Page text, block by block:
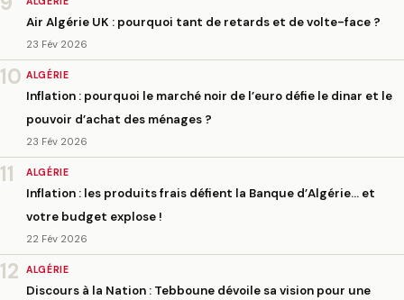
Air Algérie UK : pourquoi tant de retards et de volte-face ?
23 Fév 2026
10 ALGÉRIE
Inflation : pourquoi le marché noir de l’euro défie le dinar et le
pouvoir d’achat des ménages ?
23 Fév 2026
11 ALGÉRIE
Inflation : les produits frais défient la Banque d’Algérie… et
votre budget explose !
22 Fév 2026
12 ALGÉRIE
Discours à la Nation : Tebboune dévoile sa vision pour une